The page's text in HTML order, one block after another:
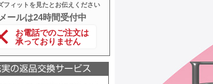
フィットを見たとお伝えください
メールは24時間受付中
お電話でのご注文は
承っておりません